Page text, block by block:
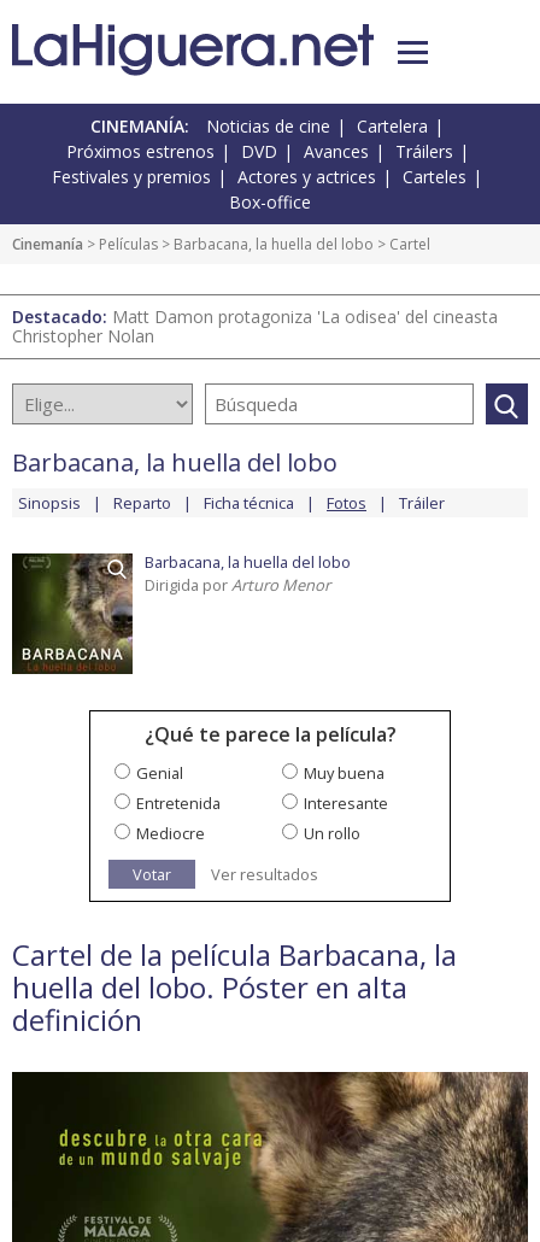
CINEMANÍA: Noticias de cine
Cartelera
Próximos estrenos
DVD Avances
Tráilers
Festivales y premios
Actores y actrices
Carteles
Box-office
Cinemanía > Películas > Barbacana, la huella del lobo > Cartel
Destacado: Matt Damon protagoniza 'La odisea' del cineasta
Christopher Nolan
Barbacana, la huella del lobo
Sinopsis Reparto Ficha técnica Fotos Tráiler
Barbacana, la huella del lobo
Dirigida porArturo Menor
¿Qué te parece la película?
Genial
Muy buena
Entretenida
Interesante
Mediocre
Un rollo
Votar
Ver resultados
Cartel de la película Barbacana, la
huella del lobo. Póster en alta
definición